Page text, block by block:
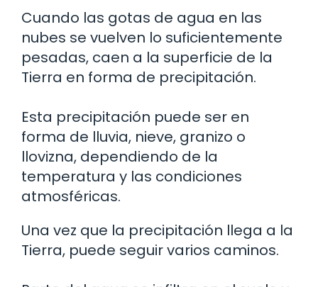
Cuando las gotas de agua en las
nubes se vuelven lo suficientemente
pesadas, caen a la superficie de la
Tierra en forma de precipitación.
Esta precipitación puede ser en
forma de lluvia, nieve, granizo o
llovizna, dependiendo de la
temperatura y las condiciones
atmosféricas.
Una vez que la precipitación llega a la
Tierra, puede seguir varios caminos.